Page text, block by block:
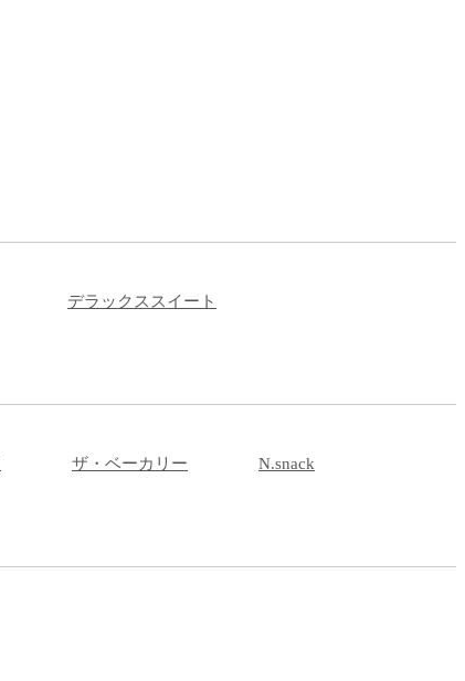
デラックススイート
ザ・ベーカリー
N.snack